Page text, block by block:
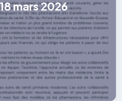
mars 2026